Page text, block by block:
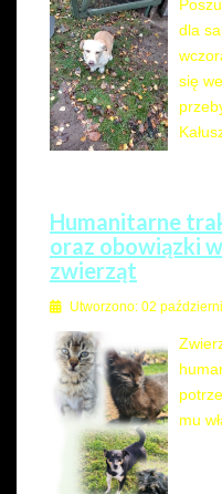
dla
się
Humanitarne
oraz obowiązki
zwierząt
Utworzono: 02
mu